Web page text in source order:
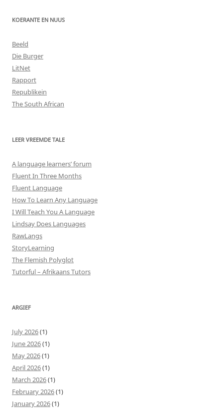
KOERANTE EN NUUS
Beeld
Die Burger
LitNet
Rapport
Republikein
The South African
LEER VREEMDE TALE
A language learners’ forum
Fluent In Three Months
Fluent Language
How To Learn Any Language
I Will Teach You A Language
Lindsay Does Languages
RawLangs
StoryLearning
The Flemish Polyglot
Tutorful – Afrikaans Tutors
ARGIEF
July 2026(1)
June 2026(1)
May 2026(1)
April 2026(1)
March 2026(1)
February 2026(1)
January 2026(1)